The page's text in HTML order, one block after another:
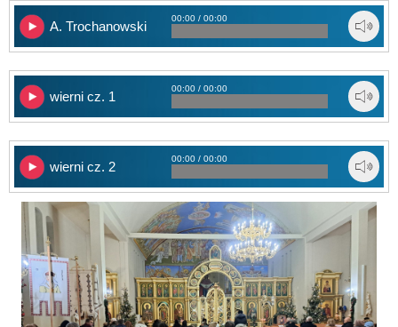
A. Trochanowski
00:00 / 00:00
wierni cz. 1
00:00 / 00:00
wierni cz. 2
00:00 / 00:00